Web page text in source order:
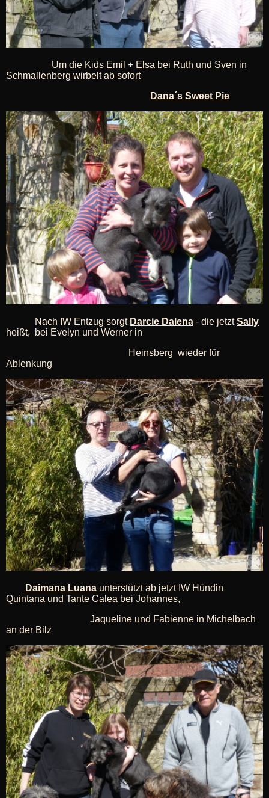
Um die Kids Emil + Elsa bei Ruth und Sven in
Schmallenberg wirbelt ab sofort
Dana´s Sweet Pie
Nach IW Entzug sorgt Darcie Dalena - die jetztSally
heißt, bei Evelyn und Werner in
Heinsberg wieder für
Ablenkung
Daimana Luana unterstützt ab jetzt IW Hündin
Quintana und Tante Calea bei Johannes,
Jaqueline und Fabienne in Michelbach
an der Bilz